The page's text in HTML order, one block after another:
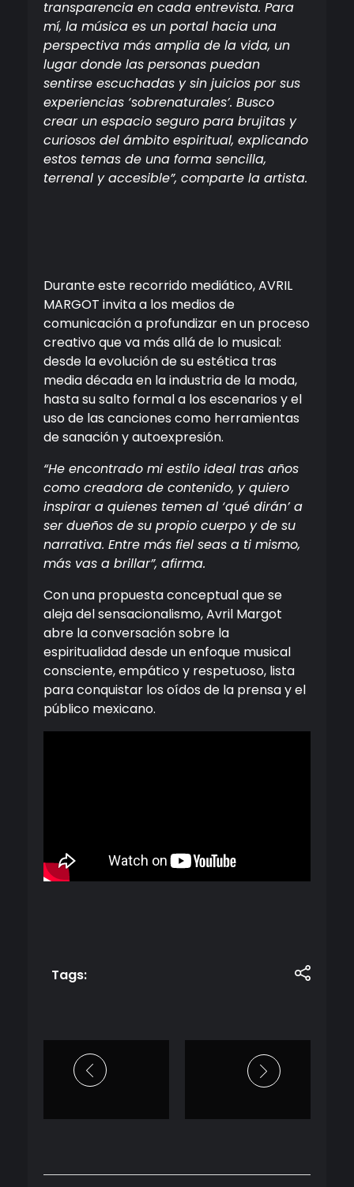
transparencia en cada entrevista. Para
mí, la música es un portal hacia una
perspectiva más amplia de la vida, un
lugar donde las personas puedan
sentirse escuchadas y sin juicios por sus
experiencias ‘sobrenaturales’. Busco
crear un espacio seguro para brujitas y
curiosos del ámbito espiritual, explicando
estos temas de una forma sencilla,
terrenal y accesible”, comparte la artista.
Durante este recorrido mediático, AVRIL
MARGOT invita a los medios de
comunicación a profundizar en un proceso
creativo que va más allá de lo musical:
desde la evolución de su estética tras
media década en la industria de la moda,
hasta su salto formal a los escenarios y el
uso de las canciones como herramientas
de sanación y autoexpresión.
“He encontrado mi estilo ideal tras años
como creadora de contenido, y quiero
inspirar a quienes temen al ‘qué dirán’ a
ser dueños de su propio cuerpo y de su
narrativa. Entre más fiel seas a ti mismo,
más vas a brillar”, afirma.
Con una propuesta conceptual que se
aleja del sensacionalismo, Avril Margot
abre la conversación sobre la
espiritualidad desde un enfoque musical
consciente, empático y respetuoso, lista
para conquistar los oídos de la prensa y el
público mexicano.
Tags: